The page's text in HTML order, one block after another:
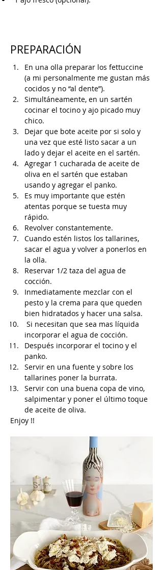
PREPARACIÓN
En una olla preparar los fettuccine
(a mi personalmente me gustan más
cocidos y no “al dente”).
Simultáneamente, en un sartén
cocinar el tocino y ajo picado muy
chico.
Dejar que bote aceite por si solo y
una vez que esté listo sacar a un
lado y dejar el aceite en el sartén.
Agregar 1 cucharada de aceite de
oliva en el sartén que estaban
usando y agregar el panko.
Es muy importante que estén
atentas porque se tuesta muy
rápido.
Revolver constantemente.
Cuando estén listos los tallarines,
sacar el agua y volver a ponerlos en
la olla.
Reservar 1/2 taza del agua de
cocción.
Inmediatamente mezclar con el
pesto y la crema para que queden
bien hidratados y hacer una salsa.
incorporar el agua de cocción.
Después incorporar el tocino y el
panko.
Servir en una fuente y sobre los
tallarines poner la burrata.
Servir con una buena copa de vino,
salpimentar y poner el último toque
de aceite de oliva.
Enjoy !!